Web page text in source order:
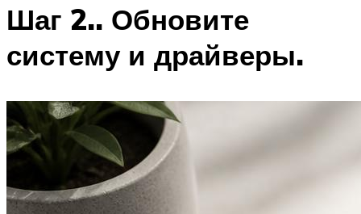
Шаг 2.. Обновите
систему и драйверы.